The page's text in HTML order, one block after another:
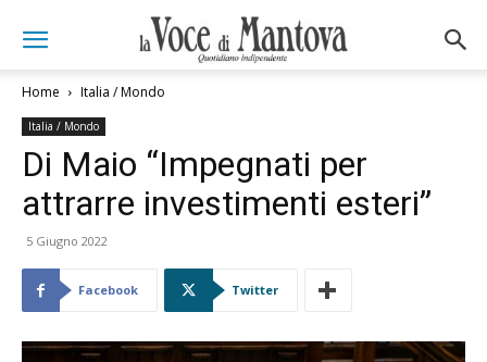
Home Italia / Mondo
Italia / Mondo
Di Maio “Impegnati per
attrarre investimenti esteri”
5 Giugno 2022
Facebook Twitter